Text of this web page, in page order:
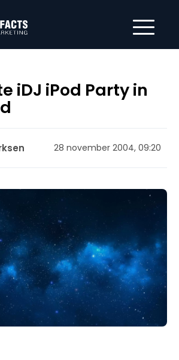
iDJ iPod Party in
28 november 2004, 09:20